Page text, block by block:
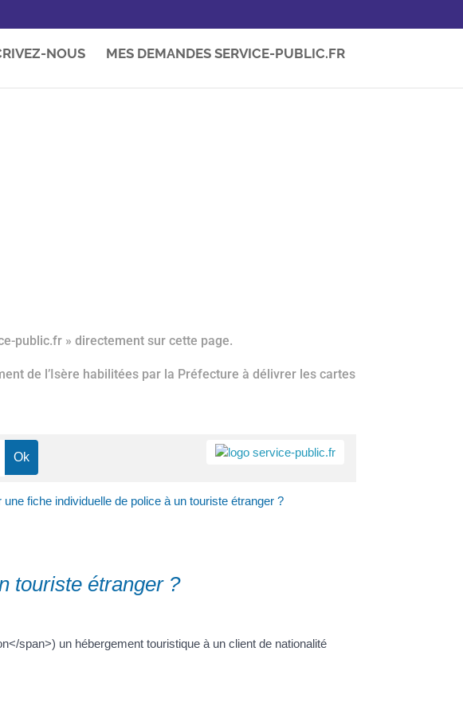
NOUS MES DEMANDES SERVICE-PUBLIC.FR
public.fr » directement sur cette page.
de l’Isère habilitées par la Préfecture à délivrer les cartes
fiche individuelle de police à un touriste étranger ?
touriste étranger ?
span>) un hébergement touristique à un client de nationalité